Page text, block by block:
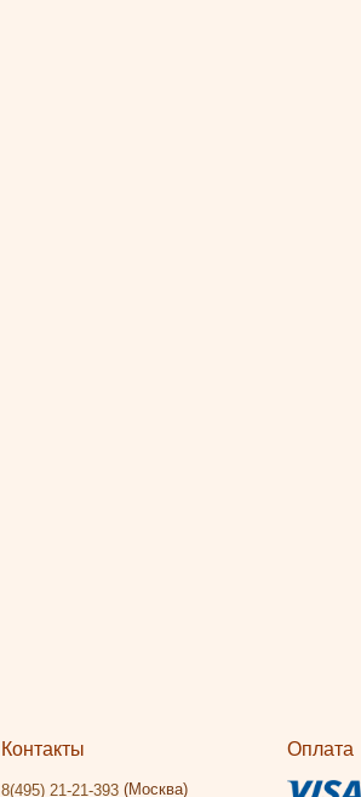
Контакты
8(495) 21-21-393(Москва)
Оплата